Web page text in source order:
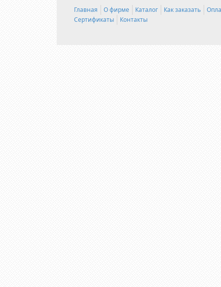
Главная О фирме Каталог Как заказать
Сертификаты
Контакты